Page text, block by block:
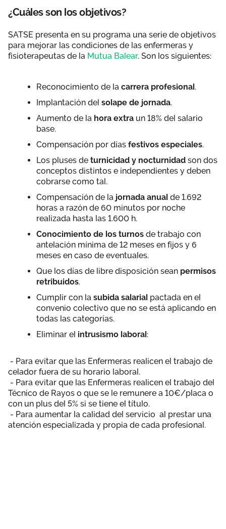
¿Cuáles son los objetivos?
SATSE presenta en su programa una serie de objetivos
para mejorar las condiciones de las enfermeras y
fisioterapeutas de la Mutua Balear. Son los siguientes:
Reconocimiento de la carrera profesional.
Implantación del solape de jornada.
Aumento de la hora extra un 18% del salario
base.
Compensación por días festivos especiales.
Los pluses de turnicidad y nocturnidad son dos
conceptos distintos e independientes y deben
cobrarse como tal.
Compensación de la jornada anual de 1.692
horas a razón de 60 minutos por noche
realizada hasta las 1.600 h.
Conocimiento de los turnos de trabajo con
antelación mínima de 12 meses en fijos y 6
meses en caso de eventuales.
Que los días de libre disposición sean permisos
retribuidos.
Cumplir con la subida salarial pactada en el
convenio colectivo que no se está aplicando en
todas las categorías.
Eliminar el intrusismo laboral:
- Para evitar que las Enfermeras realicen el trabajo de
celador fuera de su horario laboral.
- Para evitar que las Enfermeras realicen el trabajo del
Técnico de Rayos o que se le remunere a 10€/placa o
con un plus del 5% si se tiene el título.
- Para aumentar la calidad del servicio al prestar una
atención especializada y propia de cada profesional.